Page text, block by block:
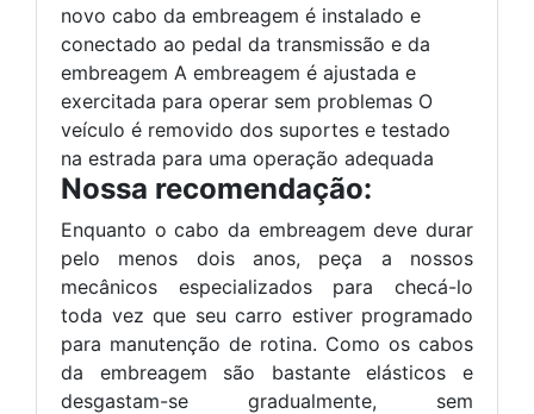
novo cabo da embreagem é instalado e
conectado ao pedal da transmissão e da
embreagem A embreagem é ajustada e
exercitada para operar sem problemas O
veículo é removido dos suportes e testado
na estrada para uma operação adequada
Nossa recomendação:
Enquanto o cabo da embreagem deve durar
pelo menos dois anos, peça a nossos
mecânicos especializados para checá-lo
toda vez que seu carro estiver programado
para manutenção de rotina. Como os cabos
da embreagem são bastante elásticos e
desgastam-se gradualmente, sem